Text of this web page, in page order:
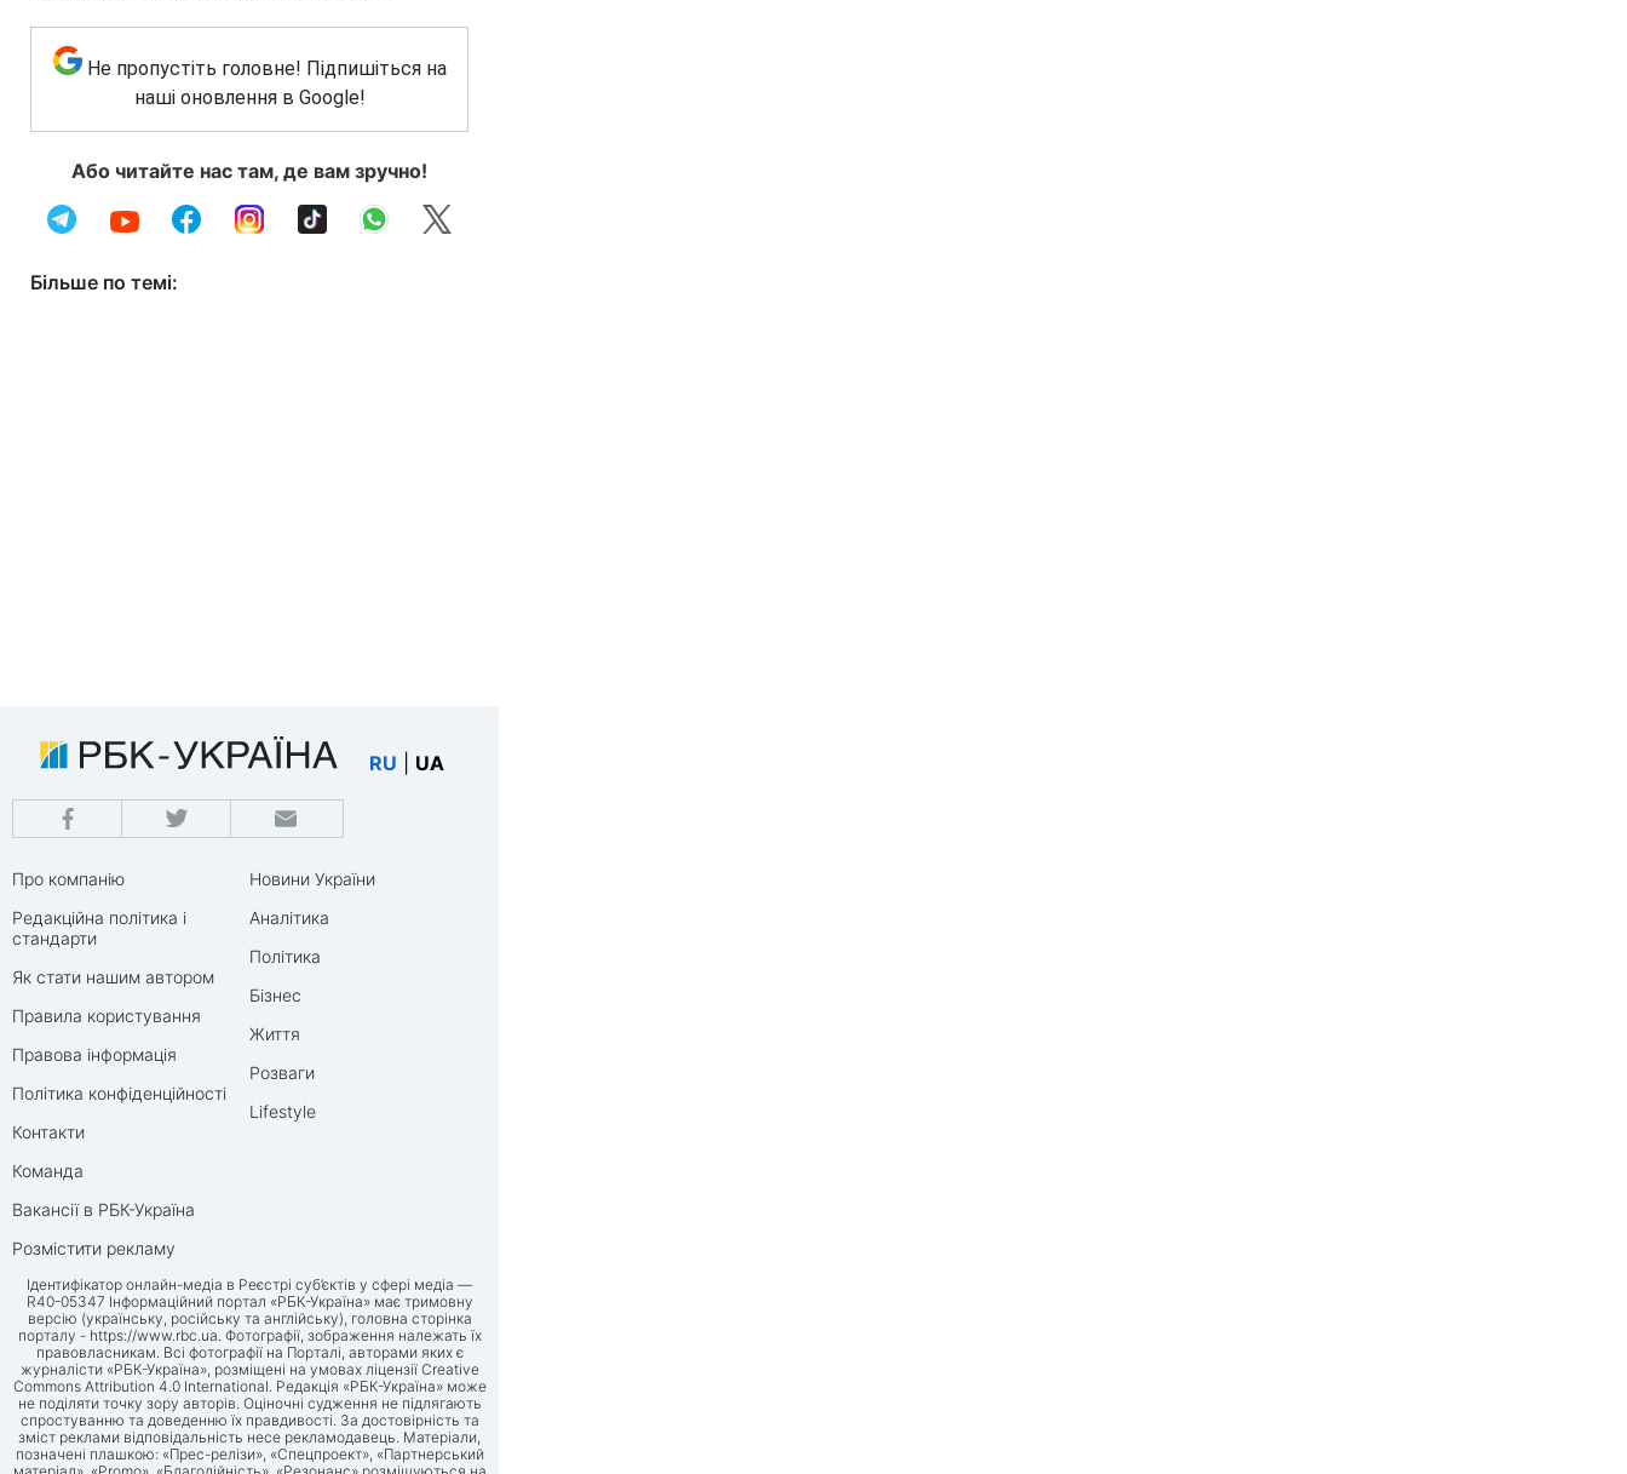
Не пропустіть головне! Підпишіться на
наші оновлення в Google!
Або читайте нас там, де вам зручно!
Більше по темі:
RU UA
Про компанію
Редакційна політика і
стандарти
Як стати нашим автором
Правила користування
Правова інформація
Політика конфіденційності
Контакти
Команда
Вакансії в РБК-Україна
Розмістити рекламу
Новини України
Аналітика
Політика
Бізнес
Життя
Розваги
Lifestyle
Ідентифікатор онлайн-медіа в Реєстрі суб’єктів у сфері медіа —
R40-05347 Інформаційний портал «РБК-Україна» має тримовну
версію (українську, російську та англійську), головна сторінка
порталу - https://www.rbc.ua. Фотографії, зображення належать їх
правовласникам. Всі фотографії на Порталі, авторами яких є
журналісти «РБК-Україна», розміщені на умовах ліцензії Creative
Commons Attribution 4.0 International. Редакція «РБК-Україна» може
не поділяти точку зору авторів. Оціночні судження не підлягають
спростуванню та доведенню їх правдивості. За достовірність та
зміст реклами відповідальність несе рекламодавець. Матеріали,
позначені плашкою: «Прес-релізи», «Спецпроект», «Партнерський